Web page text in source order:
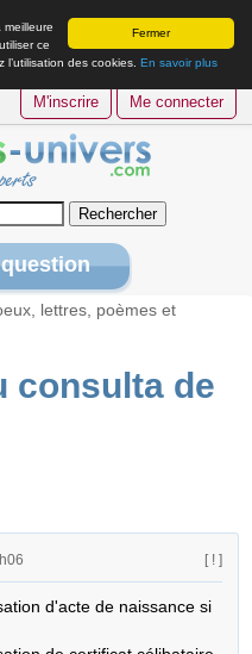
Fermer
ce
des cookies. En savoir plus
M'inscrire Me connecter
lettres, poèmes et
consulta de
[ ! ]
d'acte de naissance si